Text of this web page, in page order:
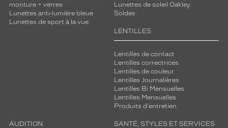
monture + verres
Lunettes anti-lumière bleue
Lunettes de sport à la vue
Lunettes de soleil Oakley
Soldes
LENTILLES
Lentilles de contact
Lentilles correctrices
Lentilles de couleur
Lentilles Journalières
Lentilles Bi Mensuelles
Lentilles Mensuelles
Produits d'entretien
AUDITION SANTÉ, STYLES ET SERVICES